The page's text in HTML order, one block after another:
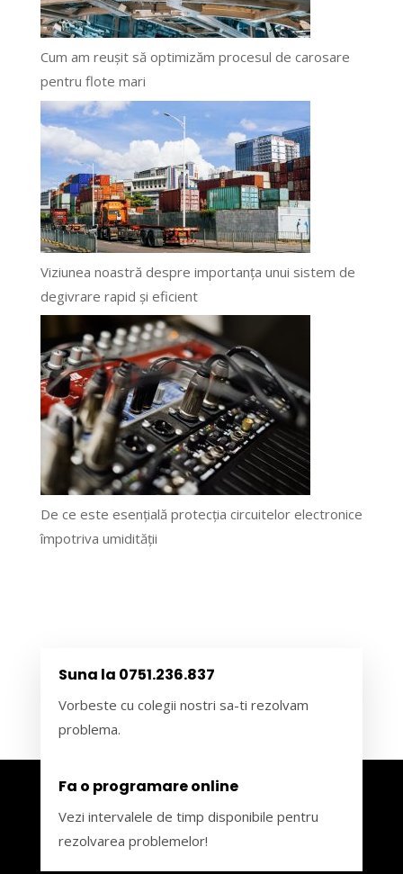
Cum am reușit să optimizăm procesul de carosare
pentru flote mari
Viziunea noastră despre importanța unui sistem de
degivrare rapid și eficient
De ce este esențială protecția circuitelor electronice
împotriva umidității
Suna la 0751.236.837
Vorbeste cu colegii nostri sa-ti rezolvam
problema.
Fa o programare online
Vezi intervalele de timp disponibile pentru
rezolvarea problemelor!